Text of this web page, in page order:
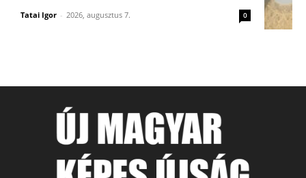
Tatai Igor - 2026, augusztus 7. 0